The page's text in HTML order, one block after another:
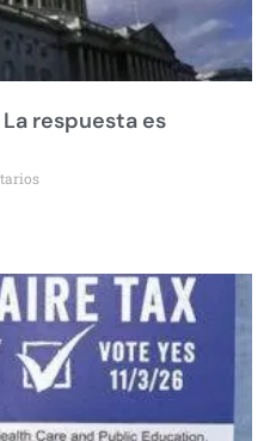
La respuesta es